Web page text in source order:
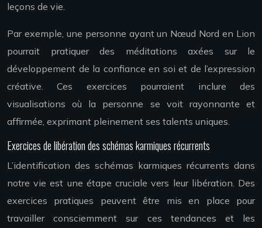
leçons de vie.
Par exemple, une personne ayant un Nœud Nord en Lion
pourrait pratiquer des méditations axées sur le
développement de la confiance en soi et de l’expression
créative. Ces exercices pourraient inclure des
visualisations où la personne se voit rayonnante et
affirmée, exprimant pleinement ses talents uniques.
Exercices de libération des schémas karmiques récurrents
L’identification des schémas karmiques récurrents dans
notre vie est une étape cruciale vers leur libération. Des
exercices pratiques peuvent être mis en place pour
travailler consciemment sur ces tendances et les